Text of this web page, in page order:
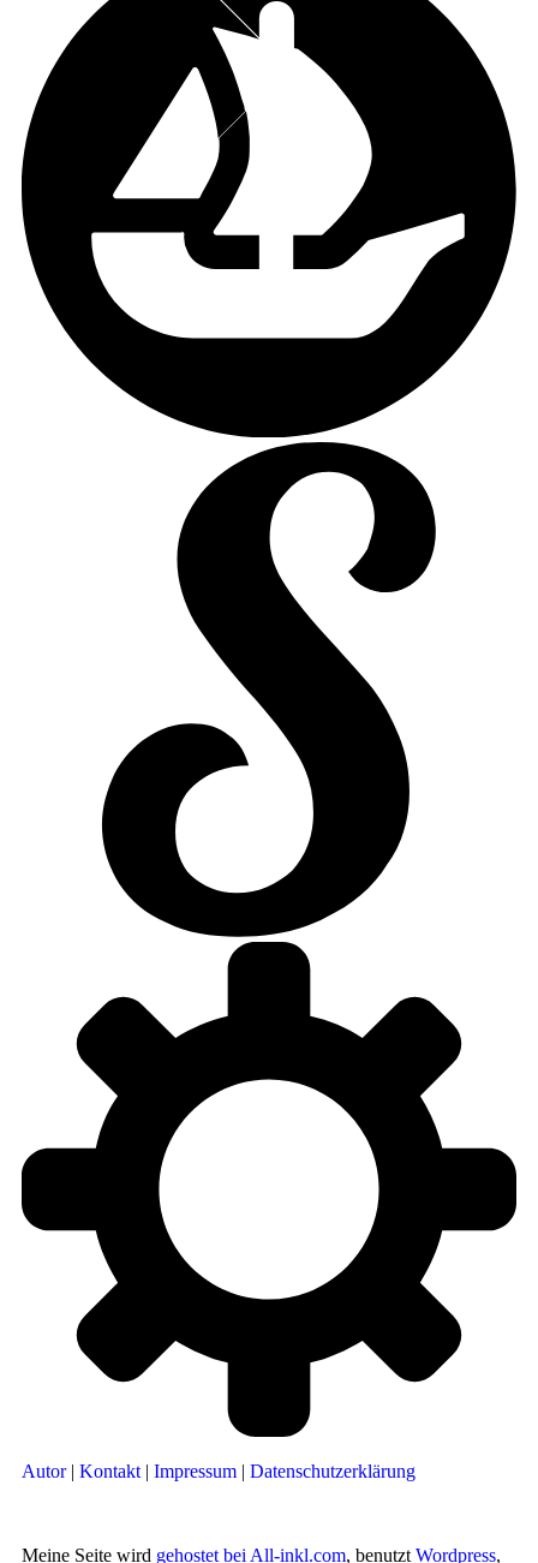
Autor| Kontakt | Impressum | Datenschutzerklärung
Meine Seite wird gehostet bei All-inkl.com, benutzt Wordpress,